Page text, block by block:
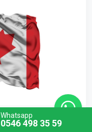
Whatsapp
0546 498 35 59